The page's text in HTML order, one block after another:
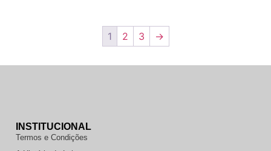
1 2 3 →
INSTITUCIONAL
Termos e Condições